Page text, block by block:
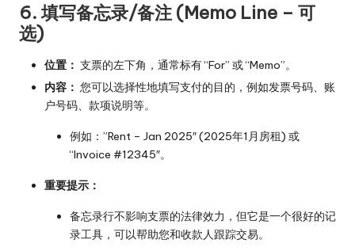
6. 填写备忘录/备注 (Memo Line – 可
选)
位置： 支票的左下角，通常标有 “For” 或 “Memo”。
内容： 您可以选择性地填写支付的目的，例如发票号码、账
户号码、款项说明等。
例如：”Rent – Jan 2025″ (2025年1月房租) 或
“Invoice #12345″。
重要提示：
备忘录行不影响支票的法律效力，但它是一个很好的记
录工具，可以帮助您和收款人跟踪交易。